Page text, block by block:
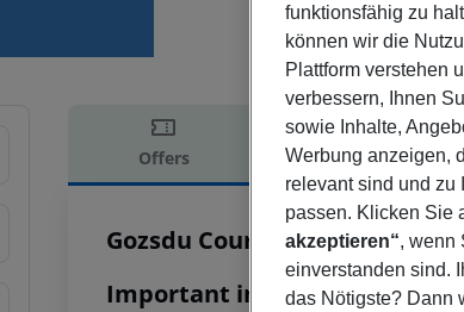
Offers Offer description
Offer description
Gozsdu Court
Important info
funktionsfähig zu
können wir die
Plattform verstehen
verbessern, Ihnen
sowie Inhalte,
Werbung anzeigen,
relevant sind und zu
passen. Klicken Sie
akzeptieren“, wenn
einverstanden sind.
das Nötigste? Dann